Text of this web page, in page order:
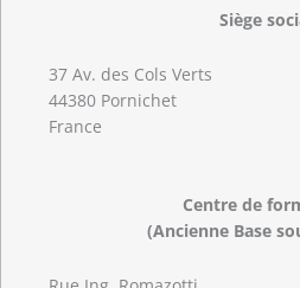
Siège
37 Av. des Cols Verts
44380 Pornichet
France
Centre de
(Ancienne Base